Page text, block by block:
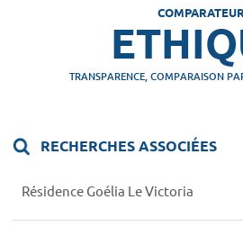
COMPARATEUR
TRANSPARENCE, COMPARAISON
RECHERCHES ASSOCIÉES
Résidence Goélia Le Victoria